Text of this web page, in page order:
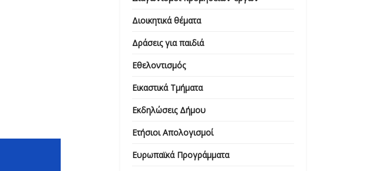
Διοικητικά θέματα
Δράσεις για παιδιά
Εθελοντισμός
Εικαστικά Τμήματα
Εκδηλώσεις Δήμου
Ετήσιοι Απολογισμοί
Ευρωπαϊκά Προγράμματα